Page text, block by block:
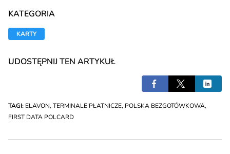
KATEGORIA
KARTY
UDOSTĘPNIJ TEN ARTYKUŁ
TAGI: ELAVON, TERMINALE PŁATNICZE, POLSKA BEZGOTÓWKOWA,
FIRST DATA POLCARD